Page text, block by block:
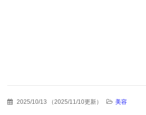
2025/10/13 （2025/11/10更新） 美容